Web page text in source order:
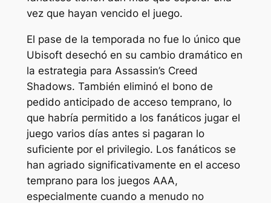
vez que hayan vencido el juego.
El pase de la temporada no fue lo único que
Ubisoft desechó en su cambio dramático en
la estrategia para Assassin’s Creed
Shadows. También eliminó el bono de
pedido anticipado de acceso temprano, lo
que habría permitido a los fanáticos jugar el
juego varios días antes si pagaran lo
suficiente por el privilegio. Los fanáticos se
han agriado significativamente en el acceso
temprano para los juegos AAA,
especialmente cuando a menudo no